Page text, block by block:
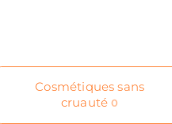
Cosmétiques sans
cruauté0